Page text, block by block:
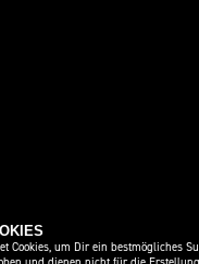
Cookies, um Dir ein bestmögliches